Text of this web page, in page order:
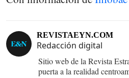
REVISTAEYN.COM
Redacción digital
Sitio web de la Revista
puerta a la realidad